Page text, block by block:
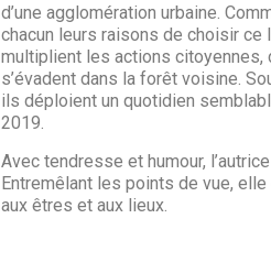
d’une agglomération urbaine.
chacun leurs raisons de choisir ce
multiplient les actions citoyennes,
s’évadent dans la forêt voisine.
ils déploient un quotidien
2019.
Avec tendresse et humour,
Entremêlant les points de vue,
aux êtres et aux lieux.